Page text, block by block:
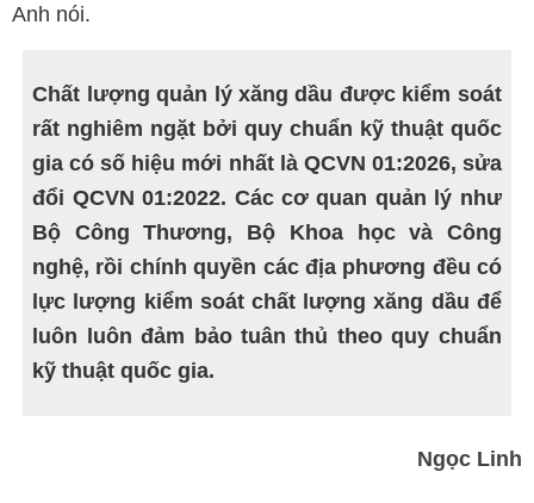
Anh nói.
Chất lượng quản lý xăng dầu được kiểm soát
rất nghiêm ngặt bởi quy chuẩn kỹ thuật quốc
gia có số hiệu mới nhất là QCVN 01:2026, sửa
đổi QCVN 01:2022. Các cơ quan quản lý như
Bộ Công Thương, Bộ Khoa học và Công
nghệ, rồi chính quyền các địa phương đều có
lực lượng kiểm soát chất lượng xăng dầu để
luôn luôn đảm bảo tuân thủ theo quy chuẩn
kỹ thuật quốc gia.
Ngọc Linh